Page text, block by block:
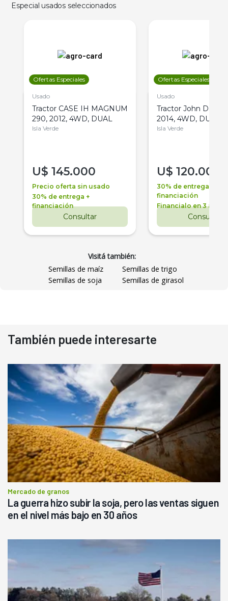
Especial usados seleccionados
Ofertas Especiales
Usado
Tractor CASE IH MAGNUM
290, 2012, 4WD, DUAL
Isla Verde
U$ 145.000
Precio oferta sin usado
30% de entrega +
financiación
Consultar
Ofertas Especiales
Usado
Tractor John Deere
2014, 4WD, DUAL
Isla Verde
U$ 120.000
30% de entrega +
financiación
Financialo en 3 años
Consultar
Visitá también:
Semillas de maíz
Semillas de trigo
Semillas de soja
Semillas de girasol
También puede interesarte
Mercado de granos
La guerra hizo subir la soja, pero las ventas siguen
en el nivel más bajo en 30 años